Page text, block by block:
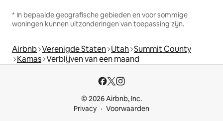
* In bepaalde geografische gebieden en voor sommige
woningen kunnen uitzonderingen van toepassing zijn.
Airbnb Verenigde Staten Utah Summit County
Kamas Verblijven van een maand
© 2026 Airbnb, Inc.
Privacy
Voorwaarden